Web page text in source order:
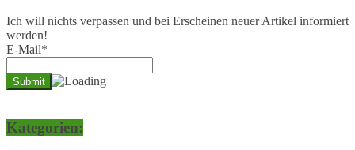
Ich will nichts verpassen und bei Erscheinen neuer Artikel informiert
werden!
E-Mail*
Kategorien: